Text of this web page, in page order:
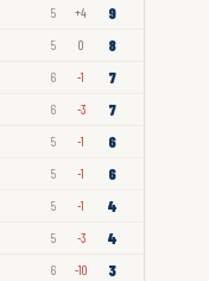
5 +4 9
5 0 8
6 -1 7
6 -3 7
5 -1 6
5 -1 6
5 -1 4
5 -3 4
6 -10 3